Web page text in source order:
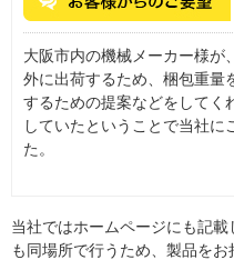
大阪市内の機械メーカー様が
外に出荷するため、梱包重量
するための提案などをしてく
していたということで当社に
た。
当社ではホームページにも記
も同場所で行うため、製品を